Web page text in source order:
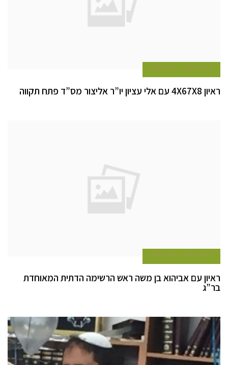
9 ביולי 2015 כתב במרכז
ראיון 4X67X8 עם אלי עציון יו”ר אליצור מס”ד פתח תקווה
9 ביולי 2015 כתב במרכז
ראיון עם אביהוא בן משה ראש הרשימה הדתית המאוחדת
בר”ג